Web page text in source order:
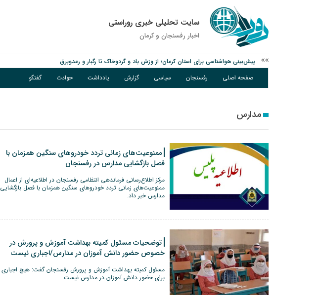
سایت تحلیلی خبری روراستی
اخبار رفسنجان و كرمان
پیش‌بینی هواشناسی برای استان کرمان؛ از وزش باد و گردوخاک تا رگبار و رعدوبرق
مس رفسنجان در انتظار رأی CAS؛ آغاز تمرینات از هفته آینده
پیام رئیس کل دادگستری استان کرمان به مناسبت ۱۷ مردادماه سالروز شهادت شهید صارمی و روز خبرنگار
صفحه اصلی رفسنجان سیاسی گزارش یادداشت حوادث گفتگو
مدارس
ممنوعیت‌های زمانی تردد خودروهای سنگین همزمان با
فصل بازگشایی مدارس در رفسنجان
مرکز اطلاع‌رسانی فرماندهی انتظامی رفسنجان در اطلاعیه‌ای از اعمال
ممنوعیت‌های زمانی تردد خودروهای سنگین همزمان با فصل بازگشایی
مدارس خبر داد.
توضحیات مسئول کمیته بهداشت آموزش و پرورش در
خصوص حضور دانش آموزان در مدارس/اجباری نیست
مسئول کمیته بهداشت آموزش و پرورش رفسنجان گفت: هیچ اجباری
برای حضور دانش آموزان در مدارس نیست.